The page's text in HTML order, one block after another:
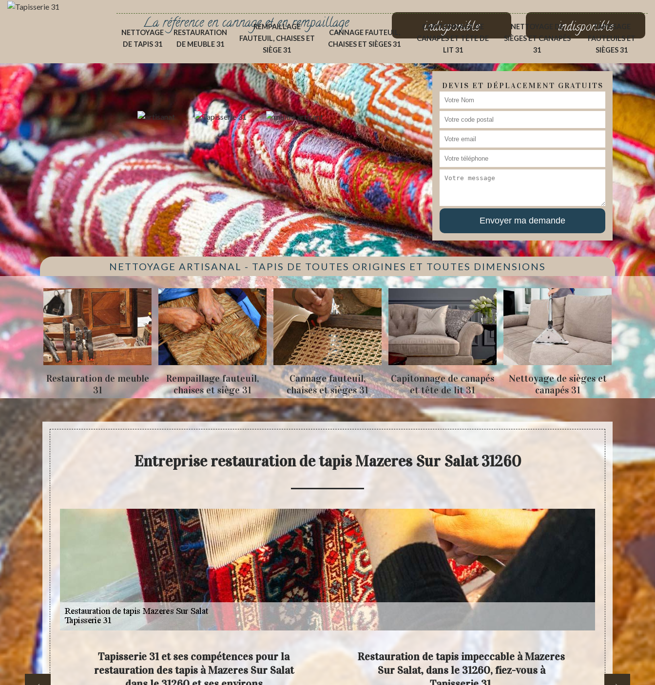
La référence en cannage et en rempaillage indisponible indisponible
NETTOYAGE
DE TAPIS 31
RESTAURATION
DE MEUBLE 31
REMPAILLAGE
FAUTEUIL, CHAISES ET
SIÈGE 31
CANNAGE FAUTEUIL,
CHAISES ET SIÈGES 31
CAPITONNAGE DE
CANAPÉS ET TÊTE DE
LIT 31
NETTOYAGE DE
SIÈGES ET CANAPÉS
31
TAPISSAGE
FAUTEUILS ET
SIÈGES 31
DEVIS ET DÉPLACEMENT GRATUITS
NETTOYAGE ARTISANAL - TAPIS DE TOUTES ORIGINES ET TOUTES DIMENSIONS
de meuble
31
Rempaillage fauteuil,
chaises et siège 31
Cannage fauteuil,
chaises et sièges 31
Capitonnage de canapés
et tête de lit 31
Nettoyage de sièges et
canapés 31
Tapissage fauteuils et
sièges 31
Entreprise restauration de tapis Mazeres Sur Salat 31260
le
Tapisserie 31 et ses compétences pour la
restauration des tapis à Mazeres Sur Salat
Restauration de tapis impeccable à Mazeres
Sur Salat, dans le 31260, fiez-vous à